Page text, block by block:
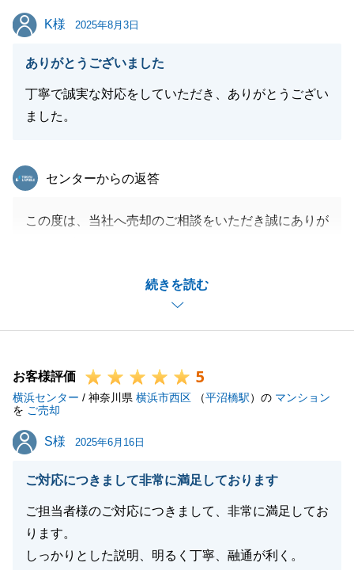
K様
K様 2025年8月3日
ありがとうございました
丁寧で誠実な対応をしていただき、ありがとうござい
ました。
続きを読む
東急リバブル
センターからの返答
この度は、当社へ売却のご相談をいただき誠にありが
等の準備を迅速にご対応いただけたからでございま
重ねてお礼申し上げます。
わせください。
引き続き、どうぞよろしくお願いいたします。
お客様評価 5
横浜センター / 神奈川県 横浜市西区 （平沼橋駅）の マンション
を ご売却
S様
S様 2025年6月16日
ご対応につきまして非常に満足しております
ご担当者様のご対応につきまして、非常に満足してお
ります。
しっかりとした説明、明るく丁寧、融通が利く。